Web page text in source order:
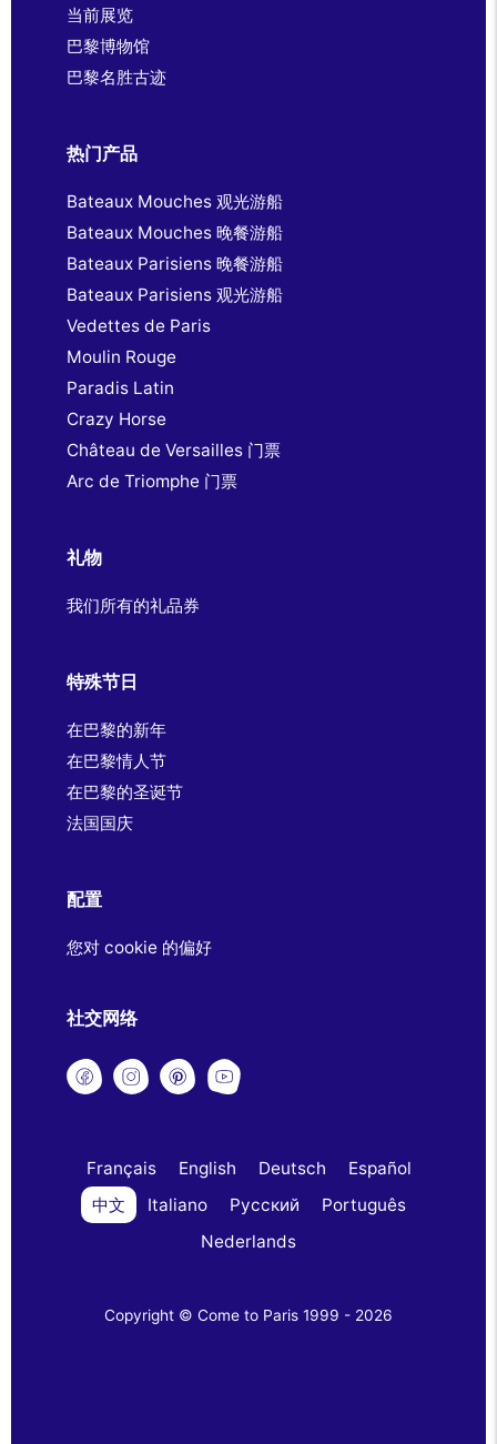
当前展览
巴黎博物馆
巴黎名胜古迹
热门产品
Bateaux Mouches 观光游船
Bateaux Mouches 晚餐游船
Bateaux Parisiens 晚餐游船
Bateaux Parisiens 观光游船
Vedettes de Paris
Moulin Rouge
Paradis Latin
Crazy Horse
Château de Versailles 门票
Arc de Triomphe 门票
礼物
我们所有的礼品券
特殊节日
在巴黎的新年
在巴黎情人节
在巴黎的圣诞节
法国国庆
配置
您对 cookie 的偏好
社交网络
Français English Deutsch
Español
中文
Italiano Русский
Português
Nederlands
Copyright © Come to Paris 1999 - 2026